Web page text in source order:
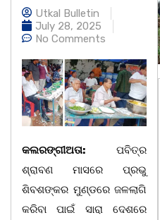
Utkal Bulletin
July 28, 2025
No Comments
କଲରଙ୍ଗୀଅତା: ପବିତ୍ର
ଶ୍ରାବଣ ମାସରେ ପ୍ରଭୁ
ଶିବଶଙ୍କର ମୁଣ୍ଡରେ ଜଳଲାଗି
କରିବା ପାଇଁ ସାରା ଦେଶରେ